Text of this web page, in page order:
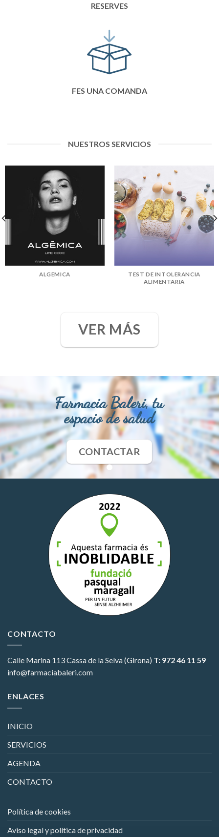
RESERVES
FES UNA COMANDA
NUESTROS SERVICIOS
ALGEMICA
TEST DE INTOLERANCIA
ALIMENTARIA
VER MÁS
Farmacia Baleri, tu
espacio de salud
CONTACTAR
CONTACTO
Calle Marina 113Cassa de la Selva (Girona) T: 972 46 11 59
info@farmaciabaleri.com
ENLACES
INICIO
SERVICIOS
AGENDA
CONTACTO
Política de cookies
Aviso legal y política de privacidad